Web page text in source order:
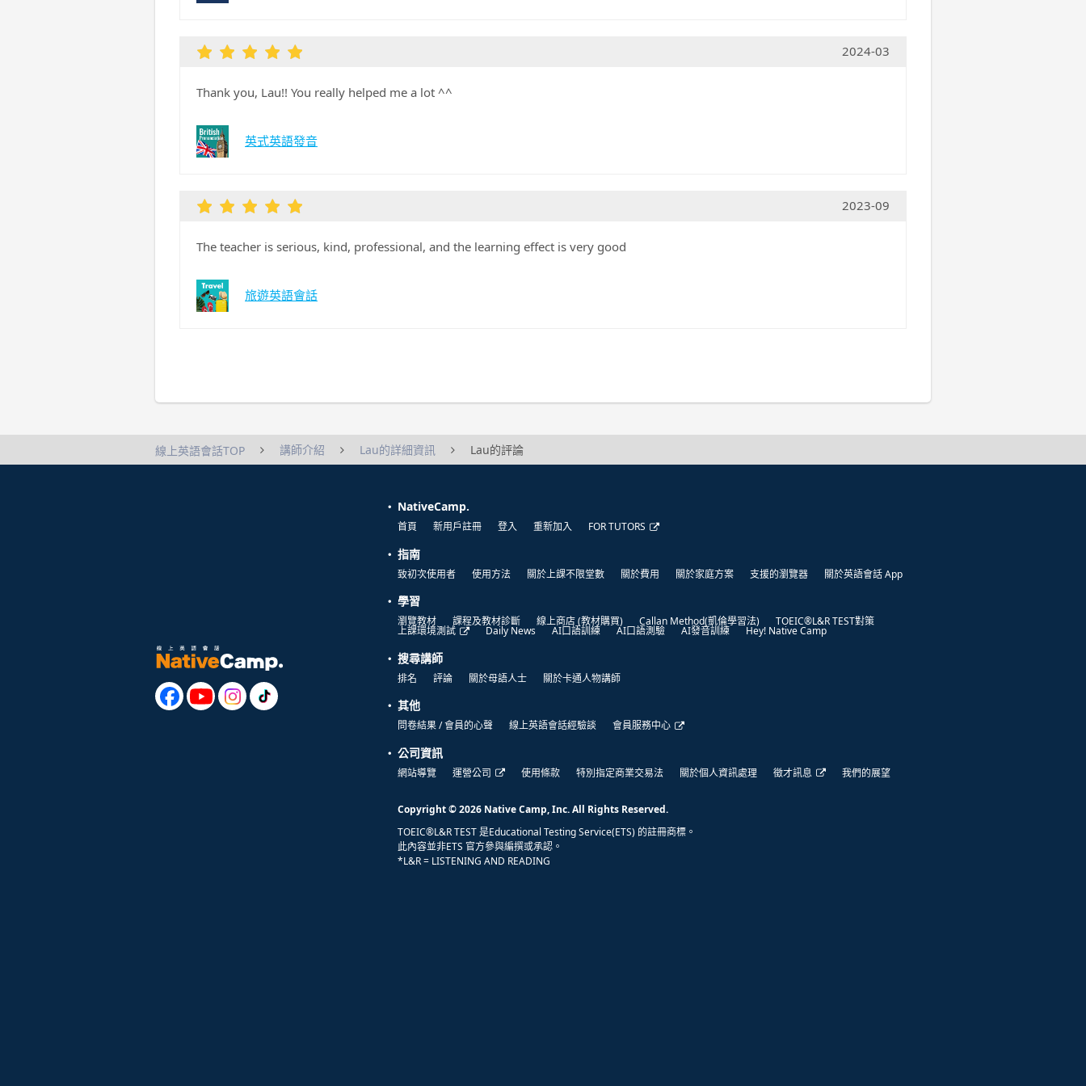
2024-03
Thank you, Lau!! You really helped me a lot ^^
英式英語發音
2023-09
The teacher is serious, kind, professional, and the learning effect is very good
旅遊英語會話
線上英語會話TOP 講師介紹 Lau的詳細資訊 Lau的評論
NativeCamp.
首頁 新用戶註冊 登入 重新加入 FOR TUTORS
指南
致初次使用者 使用方法 關於上課不限堂數 關於費用 關於家庭方案 支援的瀏覽器 關於英語會話 App
學習
瀏覽教材 課程及教材診斷 線上商店 (教材購買) Callan Method(凱倫學習法) TOEIC®L&R TEST對策
上課環境測試 Daily News AI口語訓練 AI口語測驗 AI發音訓練 Hey! Native Camp
搜尋講師
排名 評論 關於母語人士 關於卡通人物講師
其他
問卷結果 / 會員的心聲 線上英語會話經驗談 會員服務中心
公司資訊
網站導覽 運營公司 使用條款 特別指定商業交易法 關於個人資訊處理 徵才訊息 我們的展望
Copyright © 2026 Native Camp, Inc. All Rights Reserved.
TOEIC®L&R TEST 是Educational Testing Service(ETS) 的註冊商標。
此內容並非ETS 官方參與編撰或承認。
*L&R = LISTENING AND READING